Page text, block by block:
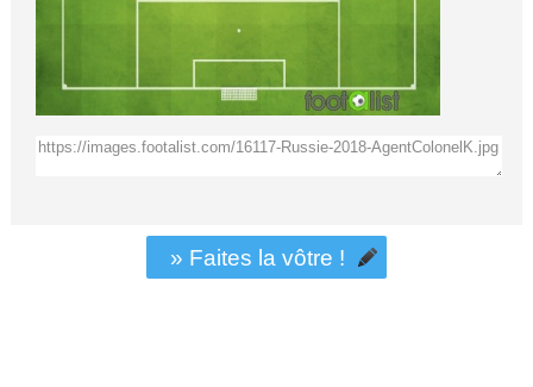
» Faites la vôtre !